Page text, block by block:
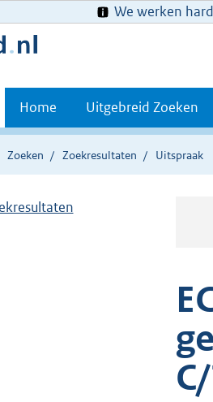
We werken
Home Uitgebreid Zoeken
Zoeken Zoekresultaten Uitspraak